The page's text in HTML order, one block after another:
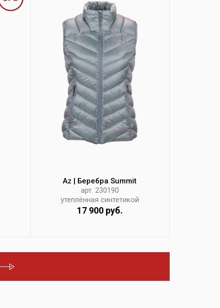
Az | Беребра Summit
арт. 230190
утеплённая синтетикой
17 900 руб.